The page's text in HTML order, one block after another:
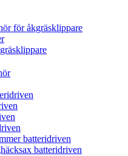
för åkgräsklippare
batteridriven
batteridriven